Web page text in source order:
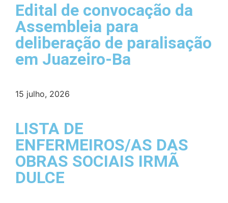
Edital de convocação da
Assembleia para
deliberação de paralisação
em Juazeiro-Ba
15 julho, 2026
LISTA DE
ENFERMEIROS/AS DAS
OBRAS SOCIAIS IRMÃ
DULCE